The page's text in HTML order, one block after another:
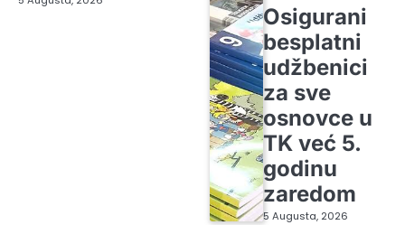
Osigurani
besplatni
udžbenici
za sve
osnovce u
TK već 5.
godinu
zaredom
5 Augusta, 2026